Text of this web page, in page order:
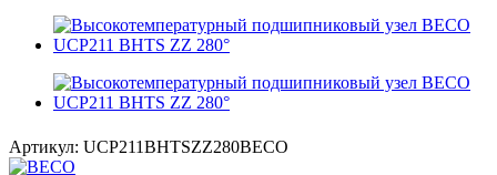
Артикул: UCP211BHTSZZ280BECO